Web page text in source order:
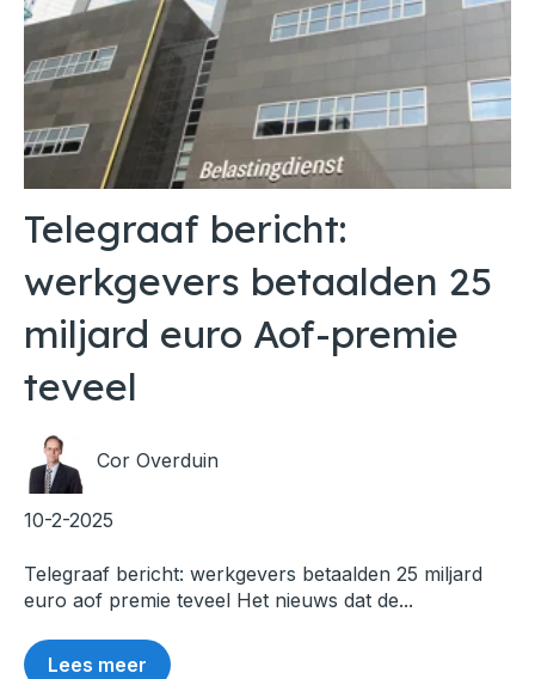
Telegraaf bericht:
werkgevers betaalden 25
miljard euro Aof-premie
teveel
Cor Overduin
10-2-2025
Telegraaf bericht: werkgevers betaalden 25 miljard
euro aof premie teveel Het nieuws dat de...
Lees meer